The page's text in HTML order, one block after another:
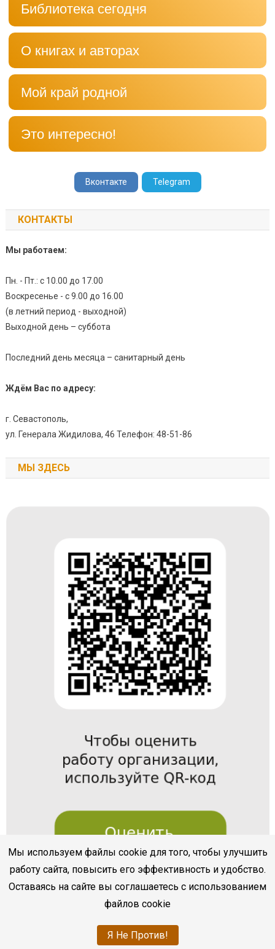
Библиотека сегодня
О книгах и авторах
Мой край родной
Это интересно!
Вконтакте Telegram
КОНТАКТЫ
Мы работаем:
Пн. - Пт.: с 10.00 до 17.00
Воскресенье - с 9.00 до 16.00
(в летний период - выходной)
Выходной день – суббота
Последний день месяца – санитарный день
Ждём Вас по адресу:
г. Севастополь,
ул. Генерала Жидилова, 46 Телефон: 48-51-86
МЫ ЗДЕСЬ
bukvoed.cbssev.ru| Разработка
Мы используем файлы cookie для того, чтобы улучшить
работу сайта, повысить его эффективность и удобство.
Оставаясь на сайте вы соглашаетесь с использованием
файлов cookie
Я Не Против!